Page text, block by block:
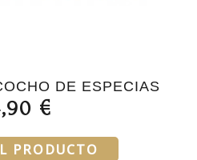
DE ESPECIAS
€
PRODUCTO